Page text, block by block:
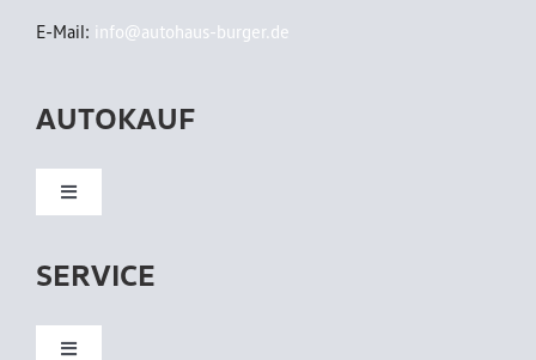
E-Mail: info@autohaus-burger.de
AUTOKAUF
Toggle
SERVICE